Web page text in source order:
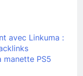
avec Linkuma :
manette PS5